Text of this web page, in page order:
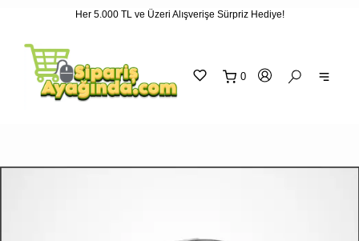
Her 5.000 TL ve Üzeri Alışverişe Sürpriz Hediye!
0 ""